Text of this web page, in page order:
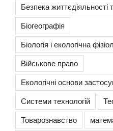
Безпека життєдіяльності
Біогеографія
Біологія і екологічна
Військове право
Екологічні основи
Системи технологій
Товарознавство